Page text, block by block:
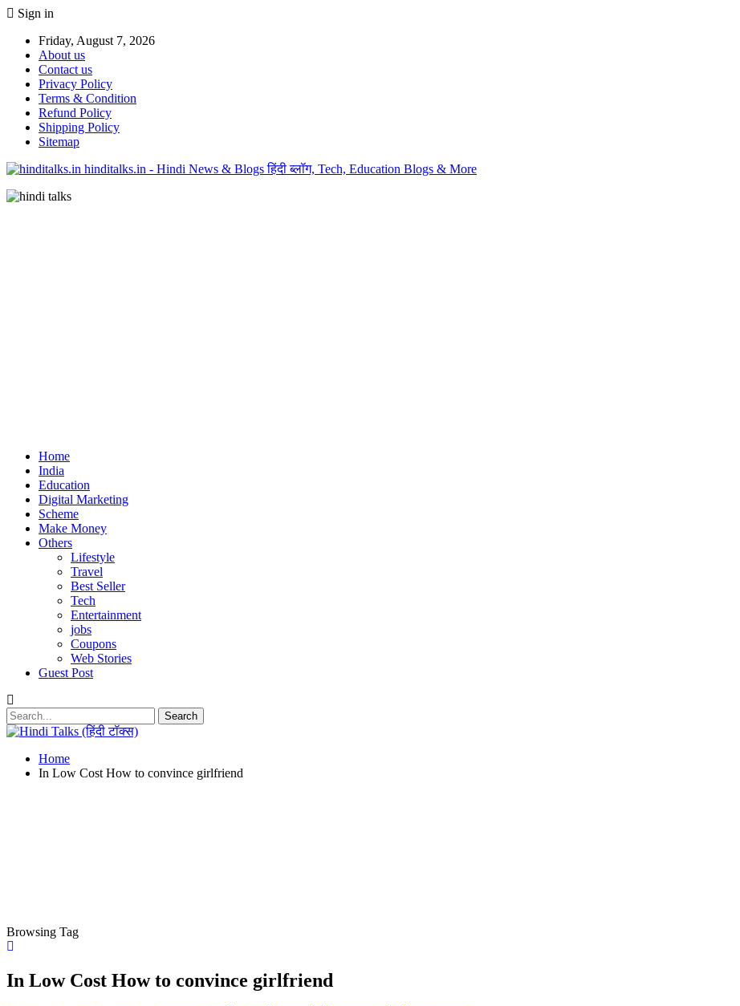
Sign in
Friday, August 7, 2026
About us
Contact us
Privacy Policy
Terms & Condition
Refund Policy
Shipping Policy
Sitemap
hinditalks.in - Hindi News & Blogs हिंदी ब्लॉग, Tech, Education Blogs & More
Home
India
Education
Digital Marketing
Scheme
Make Money
Others
Lifestyle
Travel
Best Seller
Tech
Entertainment
jobs
Coupons
Web Stories
Guest Post
Home
In Low Cost How to convince girlfriend
Browsing Tag
In Low Cost How to convince girlfriend